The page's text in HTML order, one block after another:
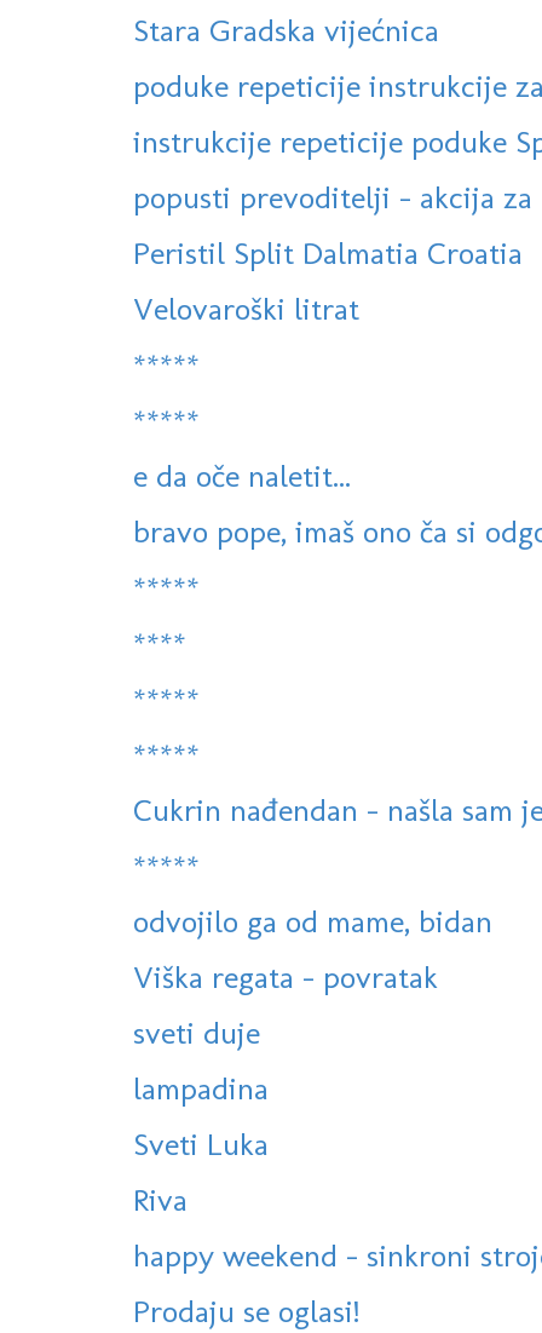
Stara Gradska vijećnica
poduke repeticije instrukcije
instrukcije repeticije poduke
popusti prevoditelji - akcija
Peristil Split Dalmatia Croatia
Velovaroški litrat
*****
*****
e da oče naletit...
bravo pope, imaš ono ča si
*****
****
*****
*****
Cukrin nađendan - našla sam
*****
odvojilo ga od mame, bidan
Viška regata - povratak
sveti duje
lampadina
Sveti Luka
Riva
happy weekend - sinkroni
Prodaju se oglasi!